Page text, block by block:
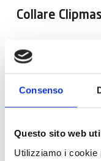
Consenso
Questo sito web
Utilizziamo i cookie
Collare